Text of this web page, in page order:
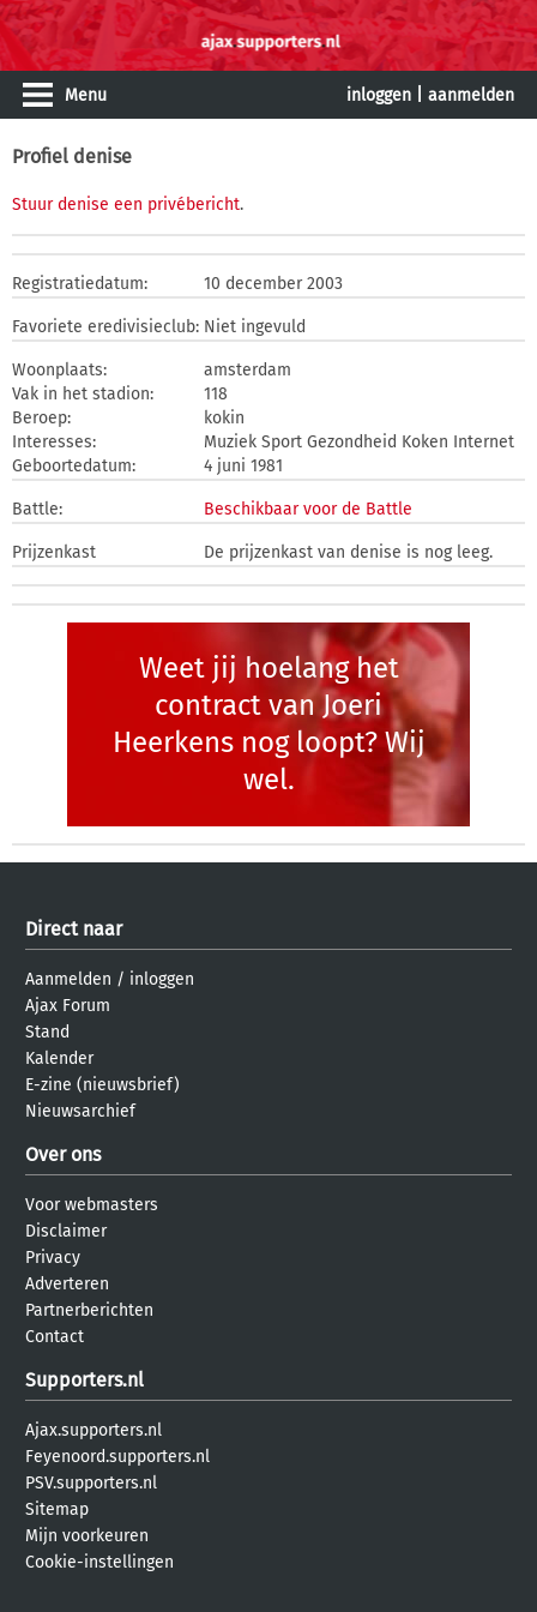
Menu inloggen aanmelden
Profiel denise
Stuur denise een privébericht.
Registratiedatum: 10 december 2003
Favoriete eredivisieclub: Niet ingevuld
Woonplaats:
amsterdam
Vak in het stadion:
118
Beroep:
kokin
Interesses:
Muziek Sport Gezondheid Koken Internet
Geboortedatum:
4 juni 1981
Battle: Beschikbaar voor de Battle
Prijzenkast De prijzenkast van denise is nog leeg.
Weet jij hoelang het
contract van Joeri
Heerkens nog loopt? Wij
wel.
Direct naar
Aanmelden / inloggen
Ajax Forum
Stand
Kalender
E-zine (nieuwsbrief)
Nieuwsarchief
Over ons
Voor webmasters
Disclaimer
Privacy
Adverteren
Partnerberichten
Contact
Supporters.nl
Ajax.supporters.nl
Feyenoord.supporters.nl
PSV.supporters.nl
Sitemap
Mijn voorkeuren
Cookie-instellingen